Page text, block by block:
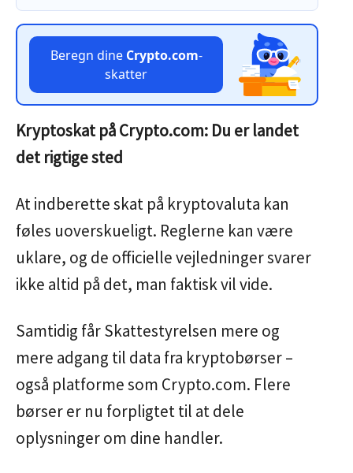
Beregn dine Crypto.com-
skatter
Kryptoskat på Crypto.com: Du er landet
det rigtige sted
At indberette skat på kryptovaluta kan
føles uoverskueligt. Reglerne kan være
uklare, og de officielle vejledninger svarer
ikke altid på det, man faktisk vil vide.
Samtidig får Skattestyrelsen mere og
mere adgang til data fra kryptobørser –
også platforme som Crypto.com. Flere
børser er nu forpligtet til at dele
oplysninger om dine handler.